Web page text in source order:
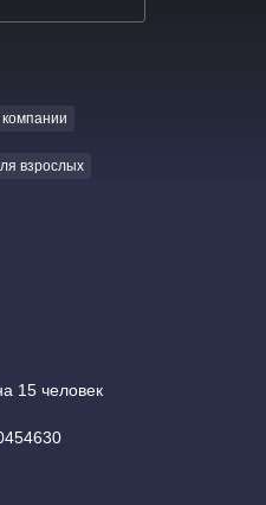
взрослых
15 человек